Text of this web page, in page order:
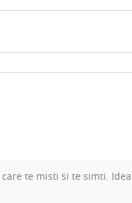
te misti si te simti.